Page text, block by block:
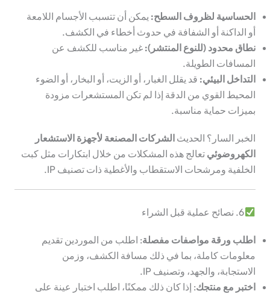
الحساسية لظروف السطح: يمكن أن تتسبب الأجسام اللامعة
أو الداكنة أو الشفافة في حدوث أخطاء في الكشف.
نطاق محدود (للنوع المنتشر): غير مناسب للكشف عن
المسافات الطويلة.
التداخل البيئي: قد يقلل الغبار، أو الزيت، أو البخار، أو الضوء
المحيط القوي من الدقة إذا لم تكن المستشعرات مزودة
بميزات حماية مناسبة.
الخبر السار؟ الحديث الشركات المصنعة لأجهزة الاستشعار
الكهروضوئي تعالج هذه المشكلات من خلال ابتكارات مثل كبت
الخلفية ومرشحات الاستقطاب والأغطية ذات تصنيف IP.
6. نصائح عملية قبل الشراء
اطلب ورقة مواصفات مفصلة: اطلب من الموردين تقديم
معلومات كاملة، بما في ذلك مسافة الكشف، وزمن
الاستجابة، والجهد، وتصنيف IP.
اختبر مع منتجك: إذا كان ذلك ممكنًا، اطلب اختبار عينة على